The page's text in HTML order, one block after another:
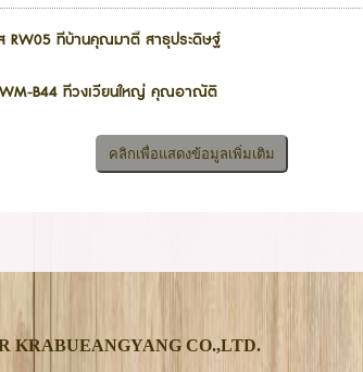
ส RW05 ที่บ้านคุณมาตี้ สาธุประดิษฐ์
WM-B44 ที่วงเวียนใหญ่ คุณอาณัติ
KRABUEANGYANG CO.,LTD.